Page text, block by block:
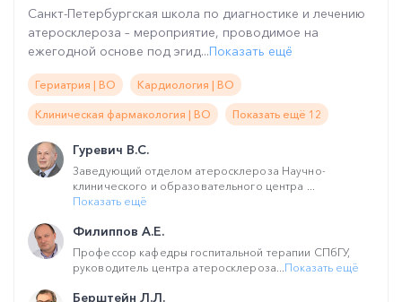
Санкт-Петербургская школа по диагностике и лечению
атеросклероза – мероприятие, проводимое на
ежегодной основе под эгид...Показать ещё
Гериатрия | ВО Кардиология | ВО
Клиническая фармакология | ВО Показать ещё 12
Гуревич В.С.
Заведующий отделом атеросклероза Научно-
клинического и образовательного центра ...
Показать ещё
Филиппов А.Е.
Профессор кафедры госпитальной терапии СПбГУ,
руководитель центра атеросклероза...Показать ещё
Берштейн Л.Л.